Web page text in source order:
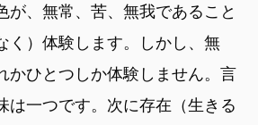
が、無常、苦、無我であること
く）体験します。しかし、無
かひとつしか体験しません。言
は一つです。次に存在（生きる